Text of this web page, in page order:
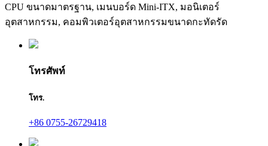
CPU ขนาดมาตรฐาน, เมนบอร์ด Mini-ITX, มอนิเตอร์
อุตสาหกรรม, คอมพิวเตอร์อุตสาหกรรมขนาดกะทัดรัด
โทรศัพท์
โทร.
+86 0755-26729418